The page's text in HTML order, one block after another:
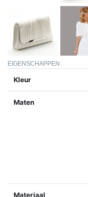
EIGENSCHAPPEN
Kleur
Maten
Materiaal